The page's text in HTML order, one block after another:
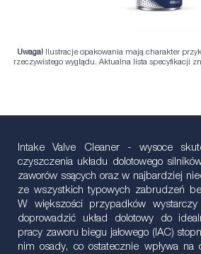
Uwaga! Ilustracje opakowania mają charakter
rzeczywistego wyglądu. Aktualna lista specyfikacji
Intake Valve Cleaner - wysoce
czyszczenia układu dolotowego
zaworów ssących oraz w najbardziej
ze wszystkich typowych zabrudzeń
W większości przypadków
doprowadzić układ dolotowy do
pracy zaworu biegu jałowego (IAC)
nim osady, co ostatecznie wpływa na